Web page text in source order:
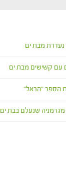
מבת ים
עם קשישים מבת ים
הספר "הראל"
שנעלם בבת ים